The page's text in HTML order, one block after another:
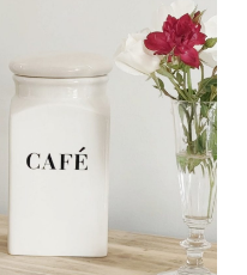
r
t